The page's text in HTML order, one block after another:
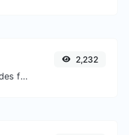
Convertissez facilement des fichiers image GIF en BMP.
2,232